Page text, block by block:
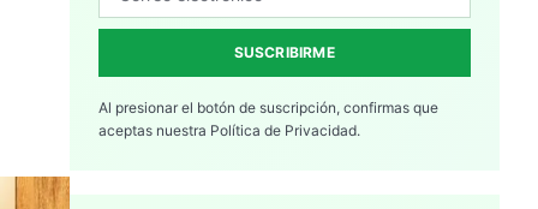
SUSCRIBIRME
Al presionar el botón de suscripción, confirmas que
aceptas nuestra Política de Privacidad.